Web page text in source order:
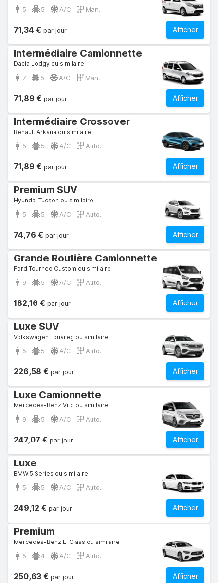
5 5 A/C Man.
Afficher
71,34 € par jour
Intermédiaire Camionnette
Dacia Lodgy ou similaire
7 5 A/C Man.
Afficher
71,89 € par jour
Intermédiaire Crossover
Renault Arkana ou similaire
5 5 A/C Auto.
Afficher
71,89 € par jour
Premium SUV
Hyundai Tucson ou similaire
5 5 A/C Auto.
Afficher
74,76 € par jour
Grande Routière Camionnette
Ford Tourneo Custom ou similaire
9 5 A/C Auto.
Afficher
182,16 € par jour
Luxe SUV
Volkswagen Touareg ou similaire
5 5 A/C Auto.
Afficher
226,58 € par jour
Luxe Camionnette
Mercedes-Benz Vito ou similaire
9 5 A/C Auto.
Afficher
247,07 € par jour
Luxe
BMW 5 Series ou similaire
5 5 A/C Auto.
Afficher
249,12 € par jour
Premium
Mercedes-Benz E-Class ou similaire
5 4 A/C Auto.
Afficher
250,63 € par jour